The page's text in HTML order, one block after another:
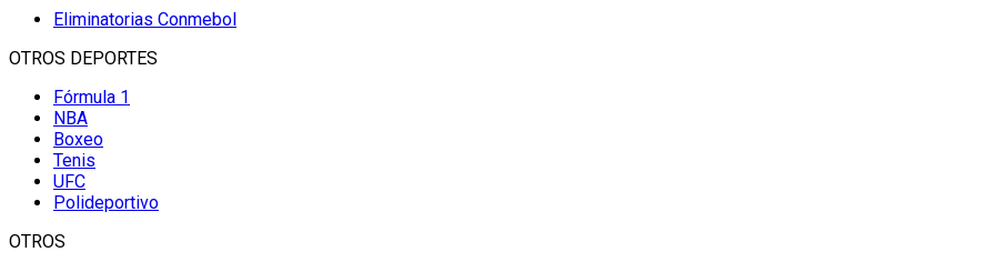
Eliminatorias Conmebol
OTROS DEPORTES
Fórmula 1
NBA
Boxeo
Tenis
UFC
Polideportivo
OTROS